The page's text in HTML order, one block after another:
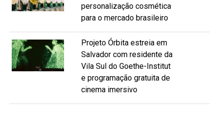
personalização cosmética
para o mercado brasileiro
Projeto Órbita estreia em
Salvador com residente da
Vila Sul do Goethe-Institut
e programação gratuita de
cinema imersivo